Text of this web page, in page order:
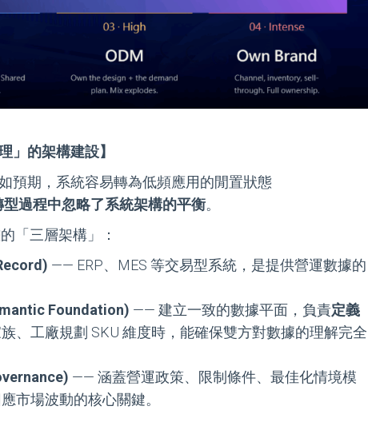
」的架構建設】
預期，系統容易轉為低頻應用的閒置狀態
型過程中忽略了系統架構的平衡。
「三層架構」：
—— ERP、MES 等交易型系統，是提供營運數據的
Foundation) —— 建立一致的數據平面，負責定義
、工廠規劃 SKU 維度時，能確保雙方對數據的理解完全
—— 涵蓋營運政策、限制條件、最佳化情境模
市場波動的核心關鍵。